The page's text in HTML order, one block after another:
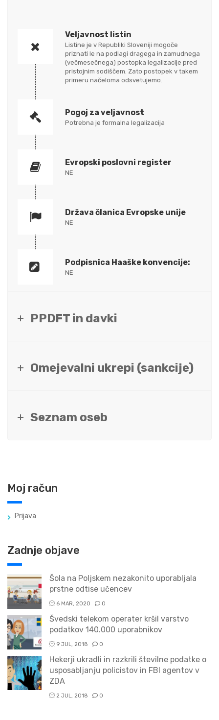
Veljavnost listin
Listine je v Republiki Sloveniji mogoče
priznati le na podlagi dragega in zamudnega
(večmesečnega) postopka legalizacije pred
pristojnim sodiščem. Zato postopek v takem
primeru načeloma odsvetujemo.
Pogoj za veljavnost
Potrebna je formalna legalizacija
Evropski poslovni register
NE
Država članica Evropske unije
NE
Podpisnica Haaške konvencije:
NE
PPDFT in davki
Omejevalni ukrepi (sankcije)
Seznam oseb
Moj račun
Prijava
Zadnje objave
Šola na Poljskem nezakonito uporabljala
prstne odtise učencev
6 MAR, 2020 0
Švedski telekom operater kršil varstvo
podatkov 140.000 uporabnikov
9 JUL, 2018 0
Hekerji ukradli in razkrili številne podatke o
usposabljanju policistov in FBI agentov v
ZDA
2 JUL, 2018 0